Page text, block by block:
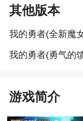
其他版本
我的勇者(全新魔
我的勇者(勇气的
游戏简介